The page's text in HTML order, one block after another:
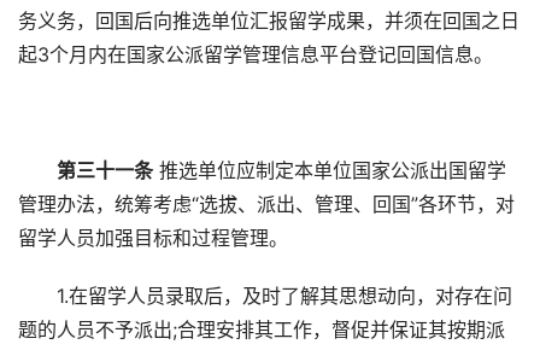
务义务，回国后向推选单位汇报留学成果，并须在回国之日
起3个月内在国家公派留学管理信息平台登记回国信息。
第三十一条推选单位应制定本单位国家公派出国留学
管理办法，统筹考虑“选拔、派出、管理、回国”各环节，对
留学人员加强目标和过程管理。
1.在留学人员录取后，及时了解其思想动向，对存在问
题的人员不予派出;合理安排其工作，督促并保证其按期派